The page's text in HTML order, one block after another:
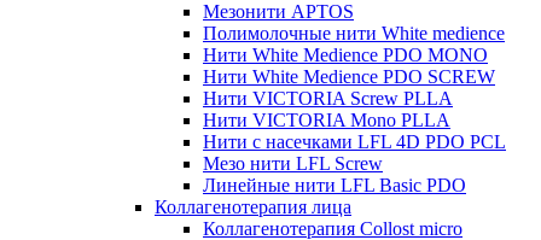
Мезонити APTOS
Полимолочные нити White medience
Нити White Medience PDO MONO
Нити White Medience PDO SCREW
Нити VICTORIA Screw PLLA
Нити VICTORIA Mono PLLA
Нити с насечками LFL 4D PDO PCL
Мезо нити LFL Screw
Линейные нити LFL Basic PDO
Коллагенотерапия лица
Коллагенотерапия Collost micro